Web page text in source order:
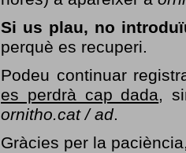
Si us plau, no
perquè es recuperi.
Podeu continuar
es perdrà cap dada,
ornitho.cat / ad.
Gràcies per la